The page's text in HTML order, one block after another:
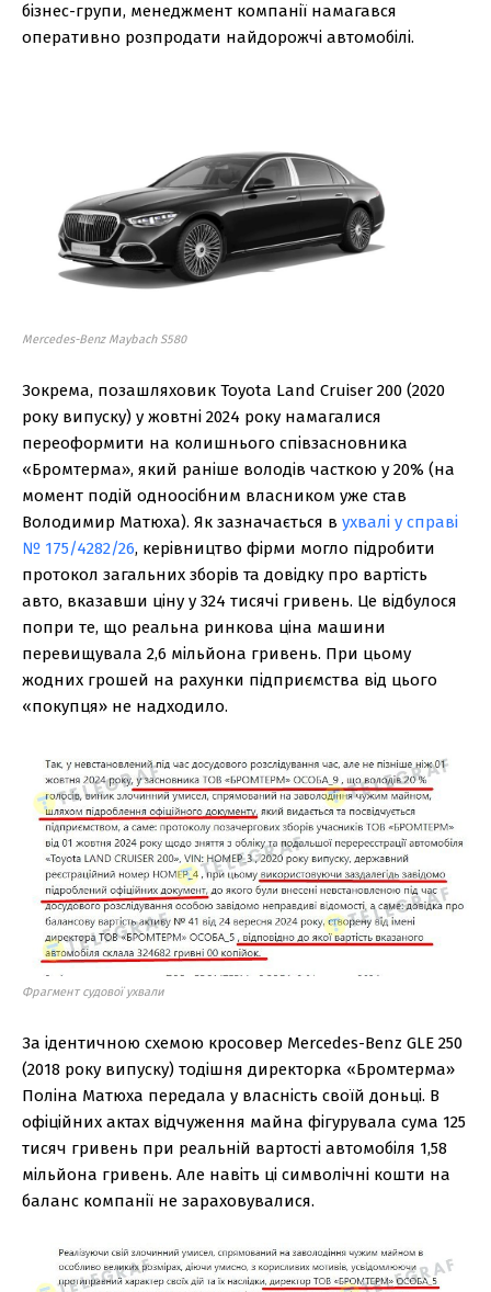
бізнес-групи, менеджмент компанії намагався
оперативно розпродати найдорожчі автомобілі.
Mercedes-Benz Maybach S580
Зокрема, позашляховик Toyota Land Cruiser 200 (2020
року випуску) у жовтні 2024 року намагалися
переоформити на колишнього співзасновника
«Бромтерма», який раніше володів часткою у 20% (на
момент подій одноосібним власником уже став
Володимир Матюха). Як зазначається в ухвалі у справі
№ 175/4282/26, керівництво фірми могло підробити
протокол загальних зборів та довідку про вартість
авто, вказавши ціну у 324 тисячі гривень. Це відбулося
попри те, що реальна ринкова ціна машини
перевищувала 2,6 мільйона гривень. При цьому
жодних грошей на рахунки підприємства від цього
«покупця» не надходило.
Фрагмент судової ухвали
За ідентичною схемою кросовер Mercedes-Benz GLE 250
(2018 року випуску) тодішня директорка «Бромтерма»
Поліна Матюха передала у власність своїй доньці. В
офіційних актах відчуження майна фігурувала сума 125
тисяч гривень при реальній вартості автомобіля 1,58
мільйона гривень. Але навіть ці символічні кошти на
баланс компанії не зараховувалися.